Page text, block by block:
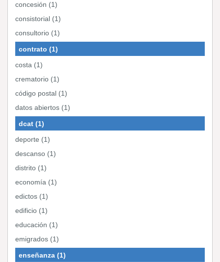
concesión (1)
consistorial (1)
consultorio (1)
contrato (1)
costa (1)
crematorio (1)
código postal (1)
datos abiertos (1)
dcat (1)
deporte (1)
descanso (1)
distrito (1)
economía (1)
edictos (1)
edificio (1)
educación (1)
emigrados (1)
enseñanza (1)